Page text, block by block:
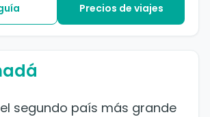
Precios de viajes
segundo país más grande